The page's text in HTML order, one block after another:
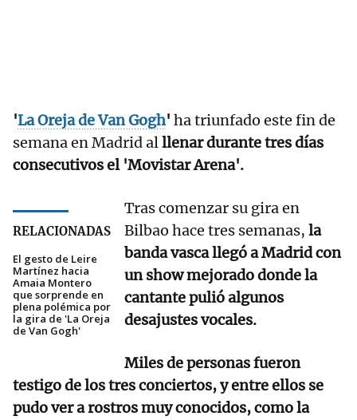
'La Oreja de Van Gogh' ha triunfado este fin de
semana en Madrid alllenar durante tres días
consecutivos el 'Movistar Arena'.
RELACIONADAS
El gesto de Leire
Martínez hacia
Amaia Montero
que sorprende en
plena polémica por
la gira de 'La Oreja
de Van Gogh'
Tras comenzar su gira en
Bilbao hace tres semanas, la
banda vasca llegó a Madrid con
un show mejorado donde la
cantante pulió algunos
desajustes vocales.
Miles de personas fueron
testigo de los tres conciertos, y entre ellos se
pudo ver a rostros muy conocidos, como la